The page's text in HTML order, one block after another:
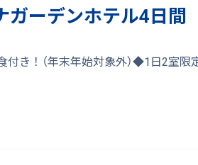
ガーデンホテル4日間
き！（年末年始対象外）◆1日2室